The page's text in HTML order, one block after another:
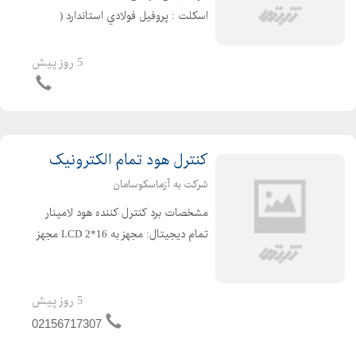
اسكلت : پروفيل فولادي استاندارد (
شده و با رنگ پودری الكترواستاتيك ضد
خش و ضد اسيد پوشش داده شده است .
5 روز پیش
کنترل هود تمام الکترونیک
شرکت به آزماسکوسامان
مشخصات برد كنترل كننده هود لامينار
تمام ديجيتال: مجهز به 16*LCD 2 مجهز
ميباشد جهت حفاظت كاربر مجهز به
5 روز پیش
02156717307